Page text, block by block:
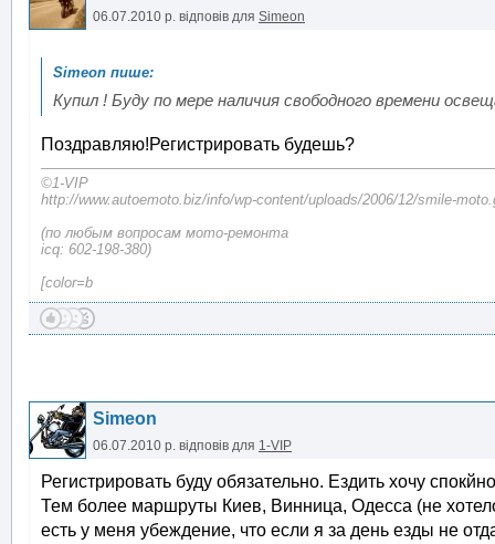
06.07.2010 р. відповів для Simeon
Купил ! Буду по мере наличия свободного времени
Поздравляю!Регистрировать будешь?
©1-VIP
http://www.autoemoto.biz/info/wp-content/uploads/2006/12/smile-
(по любым вопросам мото-ремонта
icq: 602-198-380)
[color=b
Simeon
06.07.2010 р. відповів для 1-VIP
Регистрировать буду обязательно. Ездить хочу
Тем более маршруты Киев, Винница, Одесса (не
есть у меня убеждение, что если я за день езды не